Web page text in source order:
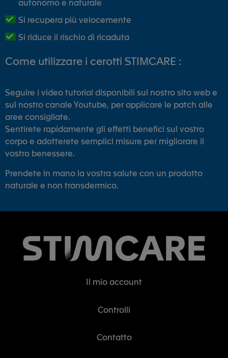
Si recupera più velocemente
Si riduce il rischio di ricaduta
Come utilizzare i cerotti STIMCARE :
Seguire i video tutorial disponibili sul nostro sito web e
sul nostro canale Youtube, per applicare le patch alle
aree consigliate.
Sentirete rapidamente gli effetti benefici sul vostro
corpo e adotterete semplici misure per migliorare il
vostro benessere.
Prendete in mano la vostra salute con un prodotto
naturale e non transdermico.
Il mio account
Controlli
Contatto